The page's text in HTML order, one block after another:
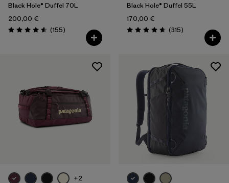
Black Hole® Duffel 70L
200,00 €
Évaluation: 4.6 / 5
(155Avis
)
Black Hole® Duffel 55L
170,00 €
Évaluation: 4.7 / 5
(315Avis
)
+2